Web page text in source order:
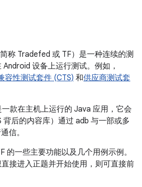
称 Tradefed 或 TF）是一种连续的测
设备上运行测试。例如，
容性测试套件 (CTS) 和供应商测试套
款在主机上运行的 Java 应用，它会
背后的内容库）通过 adb 与一部或多
信。
的一些主要功能以及几个用例示例。
接进入正题并开始使用，则可直接前